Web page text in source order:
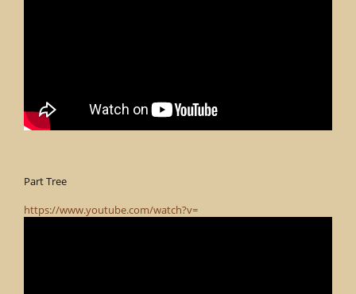
Part Tree
https://www.youtube.com/watch?v=